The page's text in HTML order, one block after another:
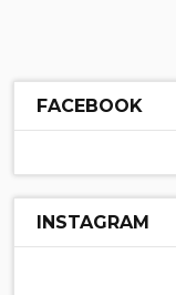
FACEBOOK
INSTAGRAM